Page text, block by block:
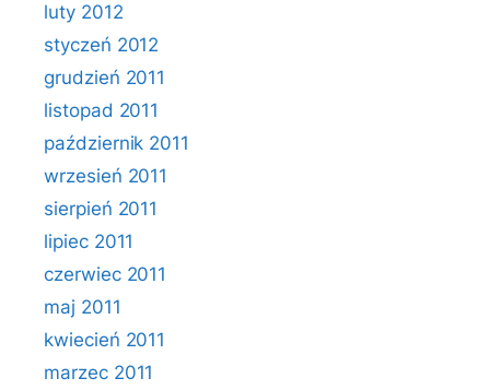
luty 2012
styczeń 2012
grudzień 2011
listopad 2011
październik 2011
wrzesień 2011
sierpień 2011
lipiec 2011
czerwiec 2011
maj 2011
kwiecień 2011
marzec 2011